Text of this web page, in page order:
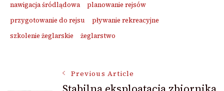
nawigacja śródlądowa
planowanie rejsów
przygotowanie do rejsu
pływanie rekreacyjne
szkolenie żeglarskie
żeglarstwo
Previous Article